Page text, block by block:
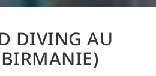
DIVING AU